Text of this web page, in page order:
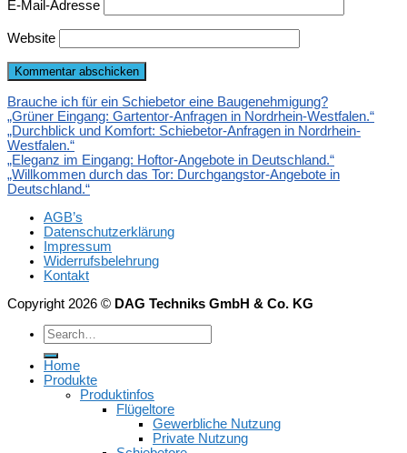
E-Mail-Adresse
Website
Brauche ich für ein Schiebetor eine Baugenehmigung?
„Grüner Eingang: Gartentor-Anfragen in Nordrhein-Westfalen.“
„Durchblick und Komfort: Schiebetor-Anfragen in Nordrhein-
Westfalen.“
„Eleganz im Eingang: Hoftor-Angebote in Deutschland.“
„Willkommen durch das Tor: Durchgangstor-Angebote in
Deutschland.“
AGB’s
Datenschutzerklärung
Impressum
Widerrufsbelehrung
Kontakt
Copyright 2026 © DAG Techniks GmbH & Co. KG
Home
Produkte
Produktinfos
Flügeltore
Gewerbliche Nutzung
Private Nutzung